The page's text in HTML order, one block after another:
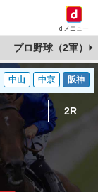
dメニュー
プロ野球（2軍）
中山 中京 阪神
2R